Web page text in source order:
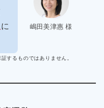
嶋田美津惠 様
に
はありません。